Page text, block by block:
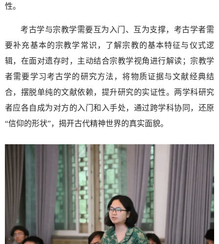
性。
考古学与宗教学需要互为入门、互为支撑，考古学者需
要补充基本的宗教学常识，了解宗教的基本特征与仪式逻
辑，在面对遗存时，主动结合宗教学视角进行解读；宗教学
者需要学习考古学的研究方法，将物质证据与文献经典结
合，摆脱单纯的文献依赖，提升研究的实证性。两学科研究
者应各自成为对方的入门和入手处，通过跨学科协同，还原
“信仰的形状”，揭开古代精神世界的真实面貌。